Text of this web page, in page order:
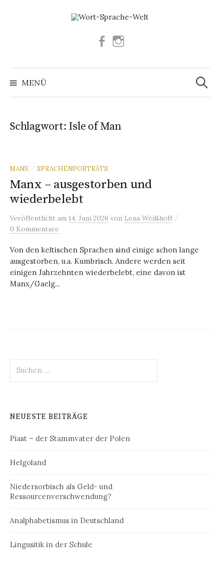
Facebook
MENÜ
Suchen
nach:
Schlagwort: Isle of Man
MANX / SPRACHENPORTRÄTS
Manx – ausgestorben und
wiederbelebt
Veröffentlicht am 14. Juni 2026 von Lena Weißhoff /
0 Kommentare
Von den keltischen Sprachen sind einige schon lange
ausgestorben, u.a. Kumbrisch. Andere werden seit
einigen Jahrzehnten wiederbelebt, eine davon ist
Manx/Gaelg...
nach:
NEUESTE BEITRÄGE
Piast – der Stammvater der Polen
Helgoland
Niedersorbisch als Geld- und
Ressourcenverschwendung?
Analphabetismus in Deutschland
Lingusitik in der Schule